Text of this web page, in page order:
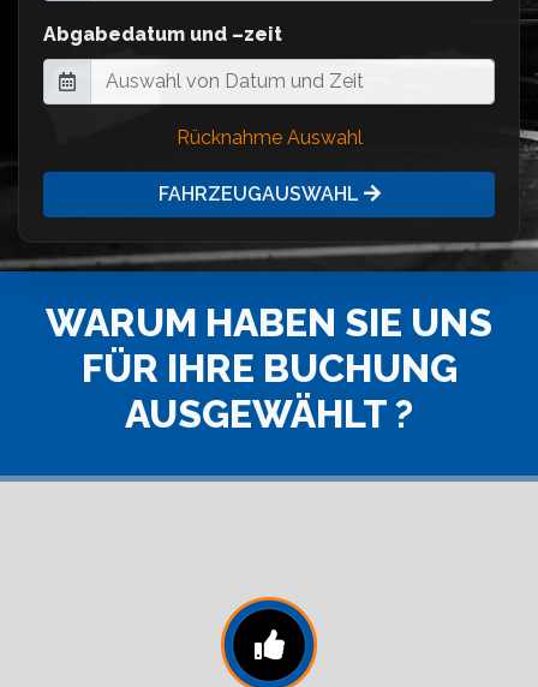
Abgabedatum und –zeit
Rücknahme Auswahl
FAHRZEUGAUSWAHL
WARUM HABEN SIE UNS
FÜR IHRE BUCHUNG
AUSGEWÄHLT ?